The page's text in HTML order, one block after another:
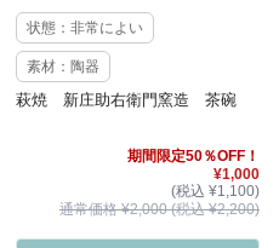
状態：非常によい
素材：陶器
萩焼 新庄助右衛門窯造 茶碗
期間限定50％OFF！
¥1,000
(税込 ¥1,100)
通常価格 ¥2,000 (税込 ¥2,200)